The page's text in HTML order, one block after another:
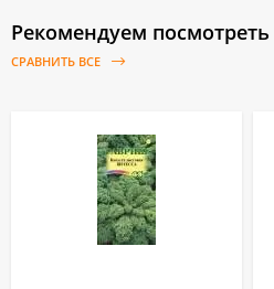
Рекомендуем посмотреть
СРАВНИТЬ ВСЕ